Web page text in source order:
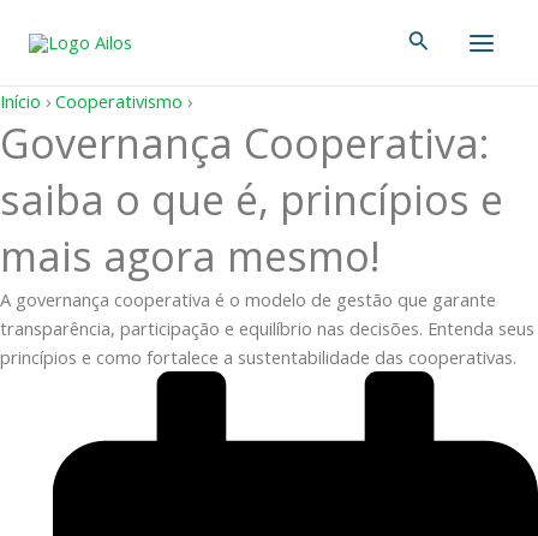
para
conteúdo
Pesquisar
Início › Cooperativismo ›
Governança Cooperativa:
saiba o que é, princípios e
mais agora mesmo!
A governança cooperativa é o modelo de gestão que garante
transparência, participação e equilíbrio nas decisões. Entenda seus
princípios e como fortalece a sustentabilidade das cooperativas.